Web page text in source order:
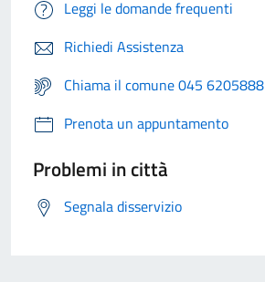
Leggi le domande frequenti
Richiedi Assistenza
Chiama il comune 045 6205888
Prenota un appuntamento
Problemi in città
Segnala disservizio